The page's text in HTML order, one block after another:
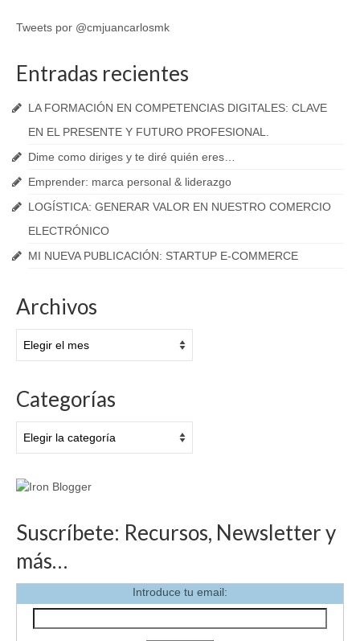
Tweets por @cmjuancarlosmk
Entradas recientes
LA FORMACIÓN EN COMPETENCIAS DIGITALES: CLAVE
EN EL PRESENTE Y FUTURO PROFESIONAL.
Dime como diriges y te diré quién eres…
Emprender: marca personal & liderazgo
LOGÍSTICA: GENERAR VALOR EN NUESTRO COMERCIO
ELECTRÓNICO
MI NUEVA PUBLICACIÓN: STARTUP E-COMMERCE
Archivos
Categorías
Suscríbete: Recursos, Newsletter y
más…
Introduce tu email: